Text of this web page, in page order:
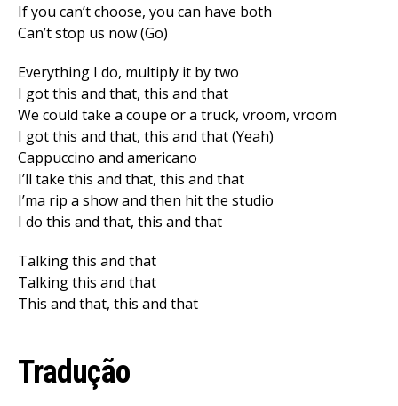
If you can’t choose, you can have both
Can’t stop us now (Go)
Everything I do, multiply it by two
I got this and that, this and that
Wе could take a coupe or a truck, vroom, vroom
I got this and that, this and that (Yeah)
Cappuccino and americano
I’ll take this and that, this and that
I’ma rip a show and then hit the studio
I do this and that, this and that
Talking this and that
Talking this and that
This and that, this and that
Tradução